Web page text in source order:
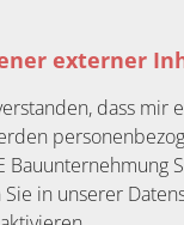
externer
dass mir
in unserer